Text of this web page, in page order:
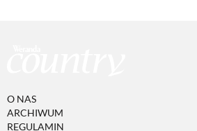
O NAS
ARCHIWUM
REGULAMIN